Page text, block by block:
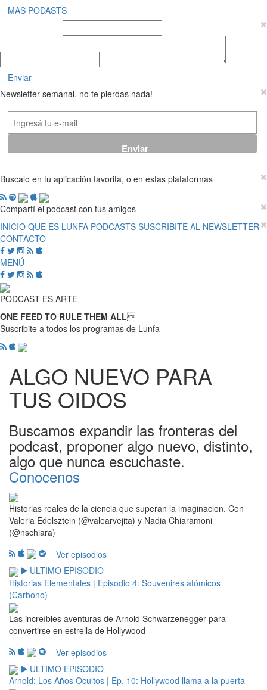
MAS PODASTS
Enviar
Newsletter semanal, no te pierdas nada!
Buscalo en tu aplicación favorita, o en estas plataformas
Compartí el podcast con tus amigos
INICIO QUE ES LUNFA PODCASTS SUSCRIBITE AL NEWSLETTER
CONTACTO
MENÚ
PODCAST ES ARTE
ONE FEED TO RULE THEM ALL
Suscribite a todos los programas de Lunfa
ALGO NUEVO PARA
TUS OIDOS
Buscamos expandir las fronteras del
podcast, proponer algo nuevo, distinto,
algo que nunca escuchaste.
Conocenos
Historias reales de la ciencia que superan la imaginacion. Con
Valeria Edelsztein (@valearvejita) y Nadia Chiaramoni
(@nschiara)
Ver episodios
ULTIMO EPISODIO
Historias Elementales | Episodio 4: Souvenires atómicos
(Carbono)
Las increíbles aventuras de Arnold Schwarzenegger para
convertirse en estrella de Hollywood
Ver episodios
ULTIMO EPISODIO
Arnold: Los Años Ocultos | Ep. 10: Hollywood llama a la puerta